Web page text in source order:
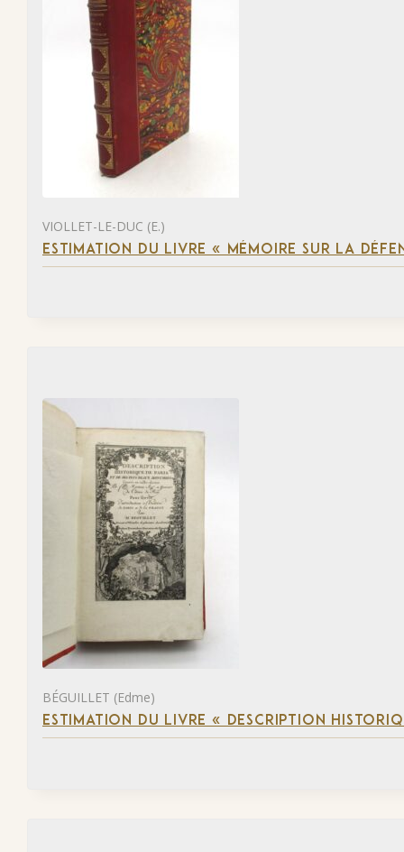
VIOLLET-LE-DUC (E.)
ESTIMATION DU LIVRE « MÉMOIRE SUR LA
BÉGUILLET (Edme)
ESTIMATION DU LIVRE « DESCRIPTION